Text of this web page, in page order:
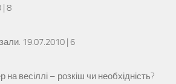
| 8
19.07.2010 | 6
на весіллі – розкіш чи необхідність?